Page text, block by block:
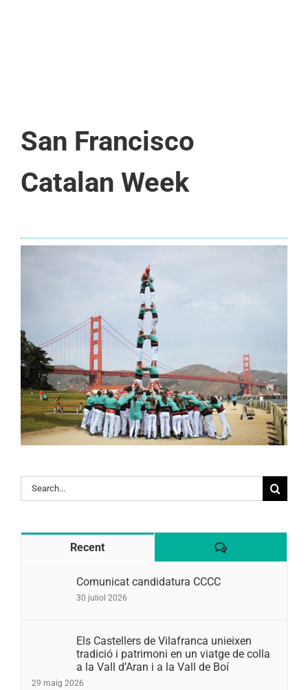
San Francisco
Catalan Week
Search
for:
Recent Comentaris
Comunicat candidatura CCCC
30 juliol 2026
Els Castellers de Vilafranca unieixen
tradició i patrimoni en un viatge de colla
a la Vall d’Aran i a la Vall de Boí
29 maig 2026